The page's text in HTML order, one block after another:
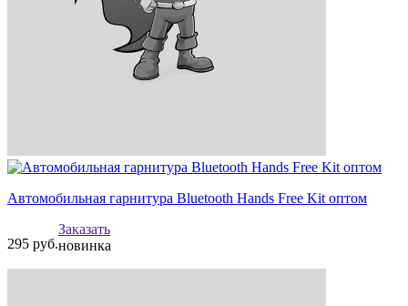
Автомобильная гарнитура Bluetooth Hands Free Kit оптом
295 руб.
Заказать
новинка